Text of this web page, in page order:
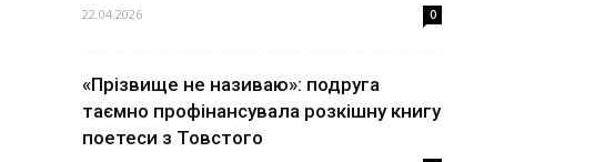
22.04.2026 0
«Прізвище не називаю»: подруга
таємно профінансувала розкішну книгу
поетеси з Товстого